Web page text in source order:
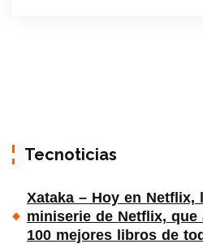
Tecnoticias
Xataka – Hoy en Netflix,
miniserie de Netflix,
100 mejores libros de